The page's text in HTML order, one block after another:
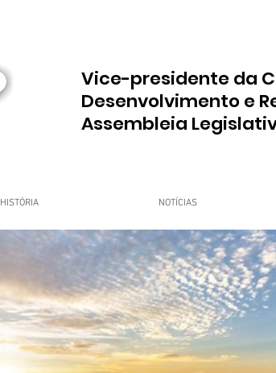
Vice-presidente da
Desenvolvimento e
Assembleia
HISTÓRIA NOTÍCIAS
Grupo Dr. Jorge do Carmo